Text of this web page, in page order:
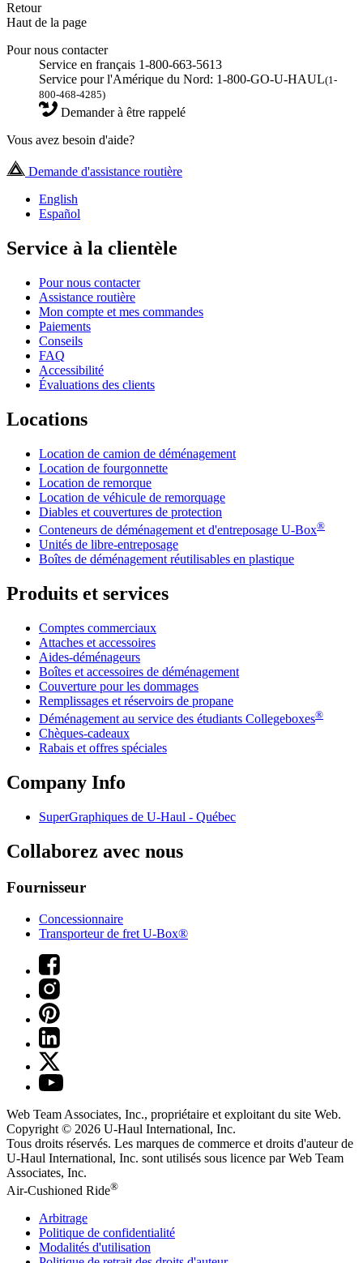
Retour
Haut de la page
Pour nous contacter
Service en français 1-800-663-5613
Service pour l'Amérique du Nord: 1-800-GO-U-HAUL(1-
800-468-4285)
Demander à être rappelé
Vous avez besoin d'aide?
Demande d'assistance routière
English
Español
Service à la clientèle
Pour nous contacter
Assistance routière
Mon compte et mes commandes
Paiements
Conseils
FAQ
Accessibilité
Évaluations des clients
Locations
Location de camion de déménagement
Location de fourgonnette
Location de remorque
Location de véhicule de remorquage
Diables et couvertures de protection
Conteneurs de déménagement et d'entreposage U-Box®
Unités de libre-entreposage
Boîtes de déménagement réutilisables en plastique
Produits et services
Comptes commerciaux
Attaches et accessoires
Aides-déménageurs
Boîtes et accessoires de déménagement
Couverture pour les dommages
Remplissages et réservoirs de propane
Déménagement au service des étudiants Collegeboxes®
Chèques-cadeaux
Rabais et offres spéciales
Company Info
SuperGraphiques de U-Haul - Québec
Collaborez avec nous
Fournisseur
Concessionnaire
Transporteur de fret U-Box®
Web Team Associates, Inc., propriétaire et exploitant du site Web.
Copyright © 2026 U-Haul International, Inc.
Tous droits réservés. Les marques de commerce et droits d'auteur de
U-Haul International, Inc. sont utilisés sous licence par Web Team
Associates, Inc.
Air-Cushioned Ride®
Arbitrage
Politique de confidentialité
Modalités d'utilisation